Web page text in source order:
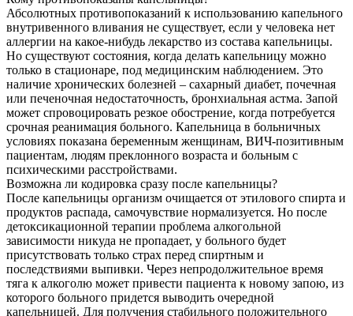
Абсолютных противопоказаний к использованию капельного
внутривенного вливания не существует, если у человека нет
аллергии на какое-нибудь лекарство из состава капельницы.
Но существуют состояния, когда делать капельницу можно
только в стационаре, под медицинским наблюдением. Это
наличие хронических болезней – сахарный диабет, почечная
или печеночная недостаточность, бронхиальная астма. Запой
может спровоцировать резкое обострение, когда потребуется
срочная реанимация больного. Капельница в больничных
условиях показана беременным женщинам, ВИЧ-позитивным
пациентам, людям преклонного возраста и больным с
психическими расстройствами.
Возможна ли кодировка сразу после капельницы?
После капельницы организм очищается от этилового спирта и
продуктов распада, самочувствие нормализуется. Но после
детоксикационной терапии проблема алкогольной
зависимости никуда не пропадает, у больного будет
присутствовать только страх перед спиртным и
последствиями выпивки. Через непродолжительное время
тяга к алкоголю может привести пациента к новому запою, из
которого больного придется выводить очередной
капельницей. Для получения стабильного положительного